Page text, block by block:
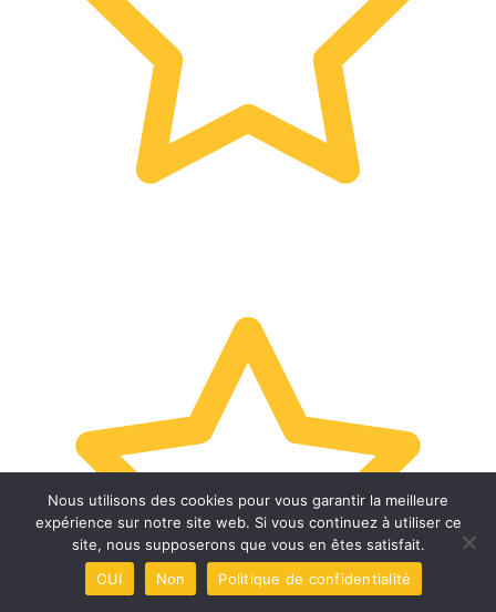
Nous utilisons des cookies pour vous garantir la meilleure
expérience sur notre site web. Si vous continuez à utiliser ce
site, nous supposerons que vous en êtes satisfait.
OUI
Non Politique de confidentialité